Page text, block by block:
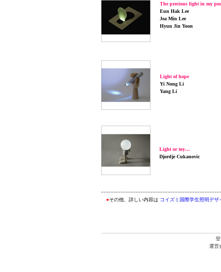
The precious light in my
Eun Hak Lee
Jea Min Lee
Hyun Jin Yoon
Light of hope
Yi Nong Li
Yang Li
Light or toy…
Djordje Cukanovic
●その他、詳しい内容は コイズミ国際学生照明デザ
運営